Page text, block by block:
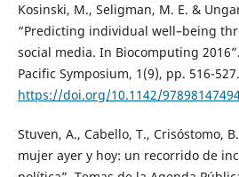
Kosinski, M., Seligman, M. E. &
“Predicting individual well–being
social media. In Biocomputing
Pacific Symposium, 1(9), pp. 516-527.
https://doi.org/10.1142/
Stuven, A., Cabello, T., Crisóstomo,
mujer ayer y hoy: un recorrido de